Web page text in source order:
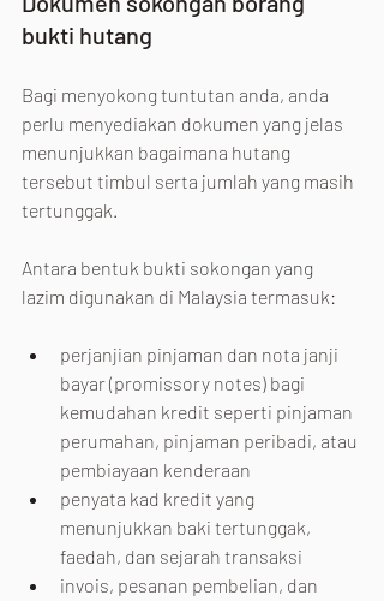
bukti hutang
Bagi menyokong tuntutan anda, anda
perlu menyediakan dokumen yang jelas
menunjukkan bagaimana hutang
tersebut timbul serta jumlah yang masih
tertunggak.
Antara bentuk bukti sokongan yang
lazim digunakan di Malaysia termasuk:
perjanjian pinjaman dan nota janji
bayar (promissory notes) bagi
kemudahan kredit seperti pinjaman
perumahan, pinjaman peribadi, atau
pembiayaan kenderaan
penyata kad kredit yang
menunjukkan baki tertunggak,
faedah, dan sejarah transaksi
invois, pesanan pembelian, dan